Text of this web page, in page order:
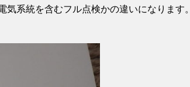
系統を含むフル点検かの違いになります。